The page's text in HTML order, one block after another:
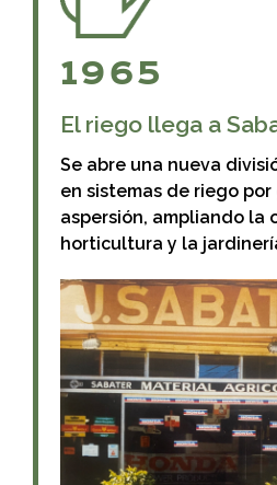
1965
El riego llega a
Se abre una nueva
en sistemas de riego
aspersión, ampliando la
horticultura y la